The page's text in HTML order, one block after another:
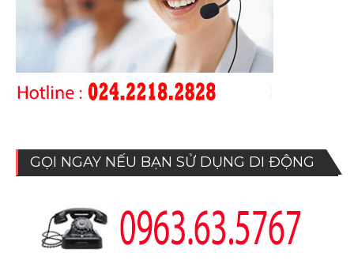
GỌI NGAY NẾU BẠN SỬ DỤNG DI ĐỘNG